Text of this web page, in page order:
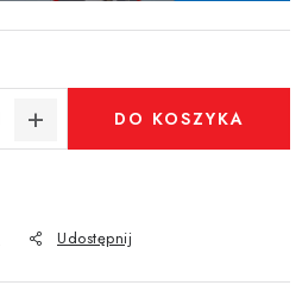
DO KOSZYKA
Udostępnij